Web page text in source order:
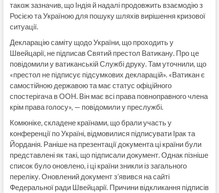
також зазначив, що Індія й надалі продовжить взаємодію з
Росією та Україною для пошуку шляхів вирішення кризової
ситуації.
Декларацію саміту щодо України, що проходить у
Швейцарії, не підписав Святий престол Ватикану. Про це
повідомили у ватиканській Службі друку. Там уточнили, що
«престол не підписує підсумкових декларацій». «Ватикан є
самостійною державою та має статус офіційного
спостерігача в ООН. Він має всі права повноправного члена
крім права голосу», — повідомили у преслужбі.
Комюніке, складене країнами, що брали участь у
конференції по Україні, відмовилися підписувати Ірак та
Йорданія. Раніше на презентації документа ці країни були
представлені як такі, що підписали документ. Однак пізніше
список було оновлено, і ці країни зникли із загального
переліку. Оновлений документ з’явився на сайті
Федеральної ради Швейцарії. Причини відкликання підписів